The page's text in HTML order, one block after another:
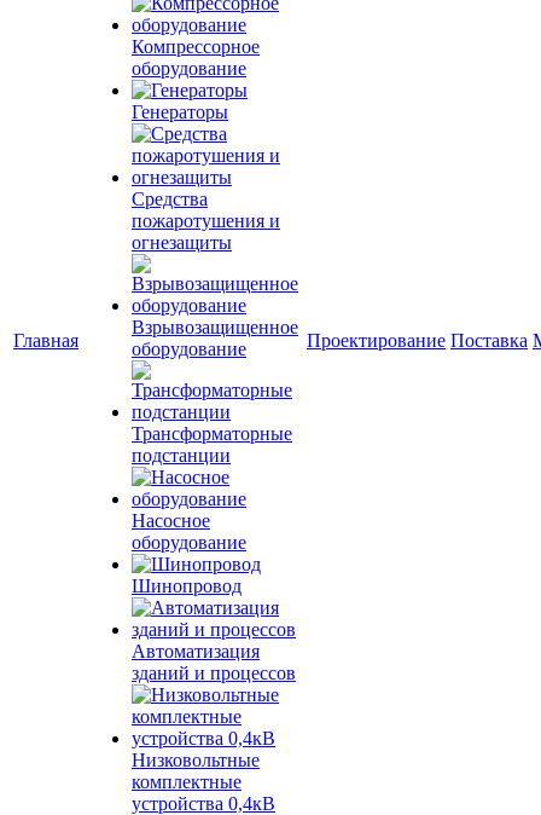
Главная
Компрессорное
оборудование
Генераторы
Средства
пожаротушения и
огнезащиты
Взрывозащищенное
оборудование
Трансформаторные
подстанции
Насосное
оборудование
Шинопровод
Автоматизация
зданий и процессов
Низковольтные
комплектные
устройства 0,4кВ
Проектирование Поставка